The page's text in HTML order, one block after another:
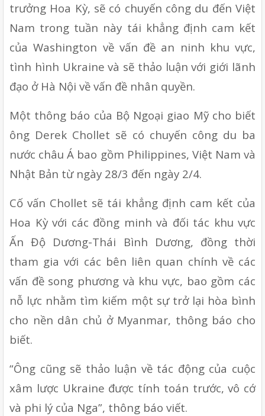
trưởng Hoa Kỳ, sẽ có chuyến công du đến Việt
Nam trong tuần này tái khẳng định cam kết
của Washington về vấn đề an ninh khu vực,
tình hình Ukraine và sẽ thảo luận với giới lãnh
đạo ở Hà Nội về vấn đề nhân quyền.
Một thông báo của Bộ Ngoại giao Mỹ cho biết
ông Derek Chollet sẽ có chuyến công du ba
nước châu Á bao gồm Philippines, Việt Nam và
Nhật Bản từ ngày 28/3 đến ngày 2/4.
Cố vấn Chollet sẽ tái khẳng định cam kết của
Hoa Kỳ với các đồng minh và đối tác khu vực
Ấn Độ Dương-Thái Bình Dương, đồng thời
tham gia với các bên liên quan chính về các
vấn đề song phương và khu vực, bao gồm các
nỗ lực nhằm tìm kiếm một sự trở lại hòa bình
cho nền dân chủ ở Myanmar, thông báo cho
biết.
“Ông cũng sẽ thảo luận về tác động của cuộc
xâm lược Ukraine được tính toán trước, vô cớ
và phi lý của Nga”, thông báo viết.